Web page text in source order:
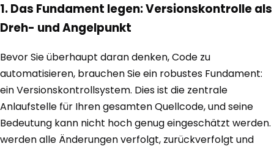
1. Das Fundament legen: Versionskontrolle als
Dreh- und Angelpunkt
Bevor Sie überhaupt daran denken, Code zu
automatisieren, brauchen Sie ein robustes Fundament:
ein Versionskontrollsystem. Dies ist die zentrale
Anlaufstelle für Ihren gesamten Quellcode, und seine
Bedeutung kann nicht hoch genug eingeschätzt werden.
werden alle Änderungen verfolgt, zurückverfolgt und